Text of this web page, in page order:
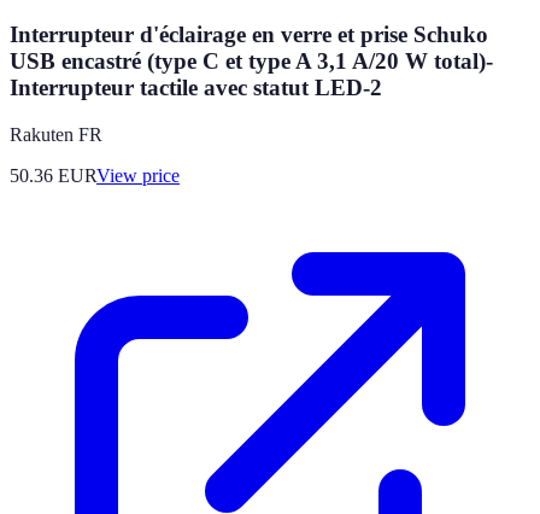
Interrupteur d'éclairage en verre et prise Schuko
USB encastré (type C et type A 3,1 A/20 W total)-
Interrupteur tactile avec statut LED-2
Rakuten FR
50.36 EURView price